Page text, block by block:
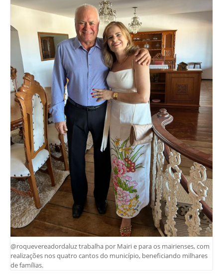
@roquevereadordaluz trabalha por Mairi e para os mairienses, com
realizações nos quatro cantos do município, beneficiando milhares
de famílias.